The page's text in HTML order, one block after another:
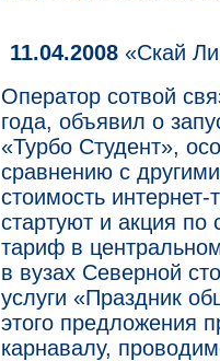
11.04.2008 «Скай
Оператор сотвой
года, объявил о
«Турбо Студент»,
сравнению с
стоимость
стартуют и акция
тариф в
в вузах Северной
услуги «Праздник
этого предложения
карнавалу,